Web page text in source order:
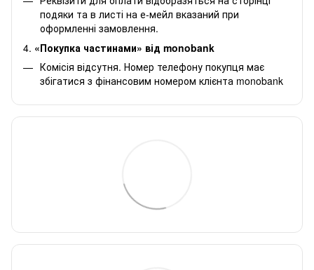
подяки та в листі на е-мейл вказаний при
оформленні замовлення.
4. «Покупка частинами» від monobank
Комісія відсутня. Номер телефону покупця має
збігатися з фінансовим номером клієнта monobank